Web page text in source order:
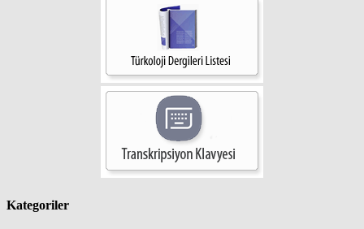
Kategoriler